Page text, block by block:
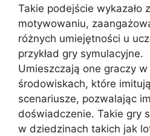
Takie podejście wykazało
motywowaniu,
różnych umiejętności u
przykład gry symulacyjne.
Umieszczają one graczy
środowiskach, które
scenariusze, pozwalając
doświadczenie. Takie gry
w dziedzinach takich jak